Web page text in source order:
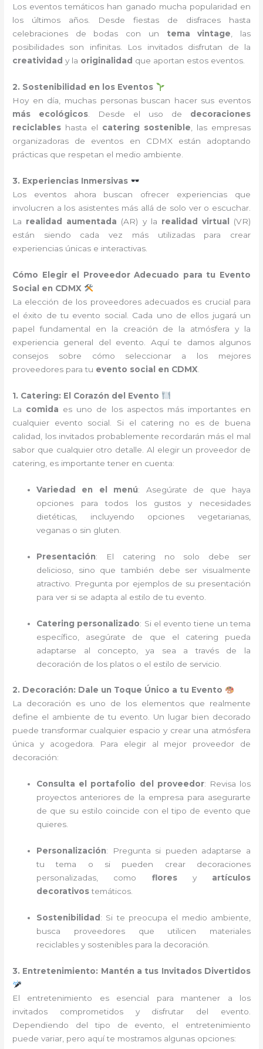
Los eventos temáticos han ganado mucha popularidad en
los últimos años. Desde fiestas de disfraces hasta
celebraciones de bodas con un tema vintage, las
posibilidades son infinitas. Los invitados disfrutan de la
creatividad y la originalidad que aportan estos eventos.
2. Sostenibilidad en los Eventos
Hoy en día, muchas personas buscan hacer sus eventos
más ecológicos. Desde el uso de decoraciones
reciclables hasta el catering sostenible, las empresas
organizadoras de eventos en CDMX están adoptando
prácticas que respetan el medio ambiente.
3. Experiencias Inmersivas
Los eventos ahora buscan ofrecer experiencias que
involucren a los asistentes más allá de solo ver o escuchar.
La realidad aumentada (AR) y la realidad virtual
(VR)
están siendo cada vez más utilizadas para crear
experiencias únicas e interactivas.
Cómo Elegir el Proveedor Adecuado para tu Evento
Social en CDMX
La elección de los proveedores adecuados es crucial para
el éxito de tu evento social. Cada uno de ellos jugará un
papel fundamental en la creación de la atmósfera y la
experiencia general del evento. Aquí te damos algunos
consejos sobre cómo seleccionar a los mejores
proveedores para tu evento social en CDMX
1. Catering: El Corazón del Evento
La comida es uno de los aspectos más importantes en
cualquier evento social. Si el catering no es de buena
calidad, los invitados probablemente recordarán más el mal
sabor que cualquier otro detalle. Al elegir un proveedor de
catering, es importante tener en cuenta:
Variedad en el menú: Asegúrate de que haya
opciones para todos los gustos y necesidades
dietéticas, incluyendo opciones vegetarianas,
veganas o sin gluten.
Presentación: El catering no solo debe ser
delicioso, sino que también debe ser visualmente
atractivo. Pregunta por ejemplos de su presentación
para ver si se adapta al estilo de tu evento.
Catering personalizado: Si el evento tiene un tema
específico, asegúrate de que el catering pueda
adaptarse al concepto, ya sea a través de la
decoración de los platos o el estilo de servicio.
2. Decoración: Dale un Toque Único a tu Evento
La decoración es uno de los elementos que realmente
define el ambiente de tu evento. Un lugar bien decorado
puede transformar cualquier espacio y crear una atmósfera
única y acogedora. Para elegir al mejor proveedor de
decoración:
Consulta el portafolio del proveedor: Revisa los
proyectos anteriores de la empresa para asegurarte
de que su estilo coincide con el tipo de evento que
quieres.
Personalización: Pregunta si pueden adaptarse a
tu tema o si pueden crear decoraciones
personalizadas, como floresy artículos
decorativostemáticos.
Sostenibilidad : Si te preocupa el medio ambiente,
busca proveedores que utilicen materiales
reciclables y sostenibles para la decoración.
3. Entretenimiento: Mantén a tus Invitados Divertidos
El entretenimiento es esencial para mantener a los
invitados comprometidos y disfrutar del evento.
Dependiendo del tipo de evento, el entretenimiento
puede variar, pero aquí te mostramos algunas opciones: